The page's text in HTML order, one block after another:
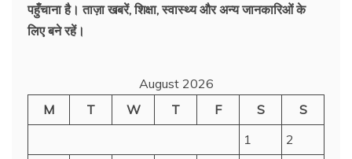
पहुँचाना है। ताज़ा खबरें, शिक्षा, स्वास्थ्य और अन्य जानकारिओं के
लिए बने रहें।
August 2026
M
T W T F S
S
1
2